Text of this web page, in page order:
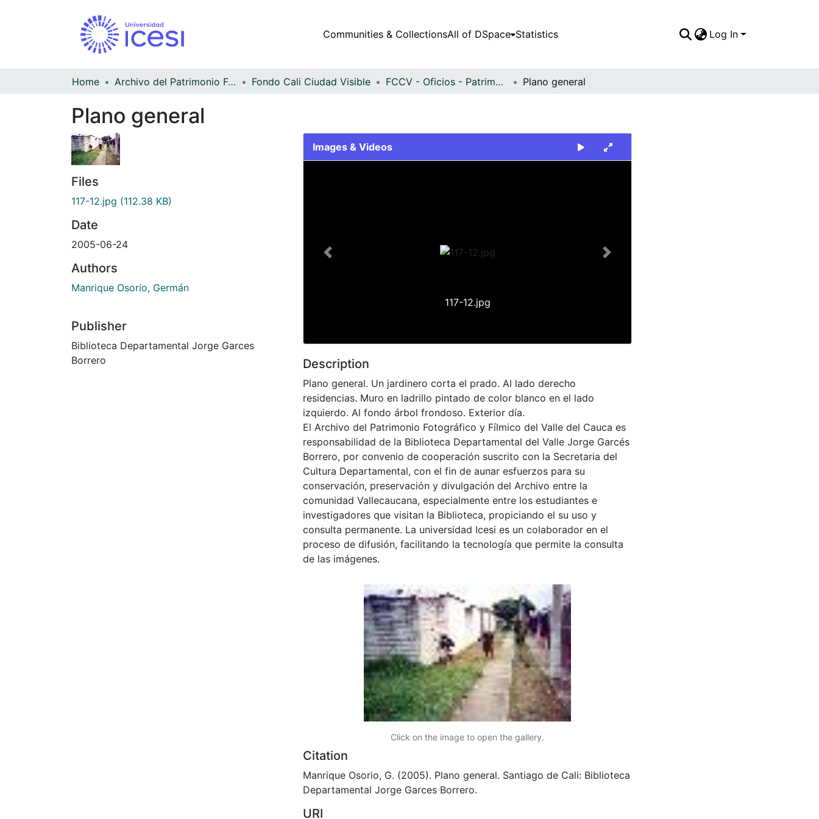
Communities & CollectionsAll of DSpace Statistics Log In
Home Archivo del Patrimonio Fotográfico y Fílmico del Valle del Cauca Fondo Cali Ciudad Visible FCCV - Oficios - Patrimonial Plano general
Plano general
Files
117-12.jpg (112.38 KB)
Date
2005-06-24
Authors
Manrique Osorio, Germán
Publisher
Biblioteca Departamental Jorge Garces
Borrero
Images & Videos
117-12.jpg
Previous Next
Description
Plano general. Un jardinero corta el prado. Al lado derecho
residencias. Muro en ladrillo pintado de color blanco en el lado
izquierdo. Al fondo árbol frondoso. Exterior día.
El Archivo del Patrimonio Fotográfico y Fílmico del Valle del Cauca es
responsabilidad de la Biblioteca Departamental del Valle Jorge Garcés
Borrero, por convenio de cooperación suscrito con la Secretaria del
Cultura Departamental, con el fin de aunar esfuerzos para su
conservación, preservación y divulgación del Archivo entre la
comunidad Vallecaucana, especialmente entre los estudiantes e
investigadores que visitan la Biblioteca, propiciando el su uso y
consulta permanente. La universidad Icesi es un colaborador en el
proceso de difusión, facilitando la tecnología que permite la consulta
de las imágenes.
Click on the image to open the gallery.
Citation
Manrique Osorio, G. (2005). Plano general. Santiago de Cali: Biblioteca
Departamental Jorge Garces Borrero.
URI